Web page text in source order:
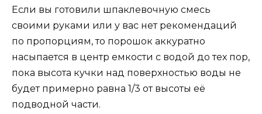
Если вы готовили шпаклевочную смесь
своими руками или у вас нет рекомендаций
по пропорциям, то порошок аккуратно
насыпается в центр емкости с водой до тех пор,
пока высота кучки над поверхностью воды не
будет примерно равна 1/3 от высоты её
подводной части.